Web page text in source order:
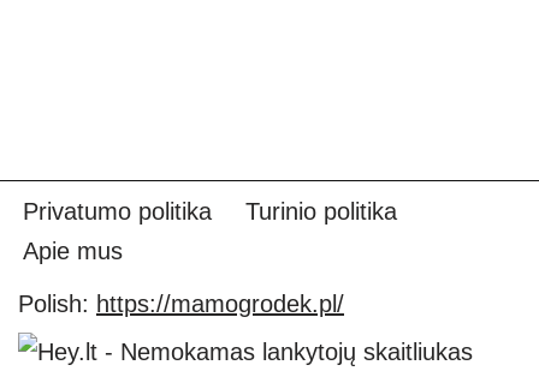
Privatumo politika
Turinio politika
Apie mus
Polish: https://mamogrodek.pl/